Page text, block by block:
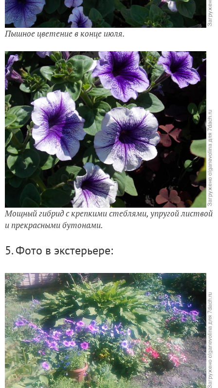
Пышное цветение в конце июля.
Мощный гибрид с крепкими стеблями, упругой листвой
и прекрасными бутонами.
5.Фото в экстерьере: